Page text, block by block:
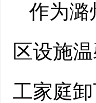
作为潞
区设施
工家庭